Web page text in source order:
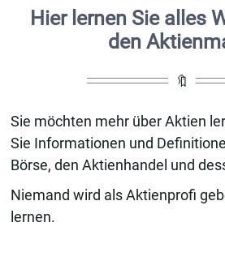
Hier lernen Sie alles
den
🔖
Sie möchten mehr über Aktien
Sie Informationen und
Börse, den Aktienhandel und
Niemand wird als Aktienprofi
lernen.